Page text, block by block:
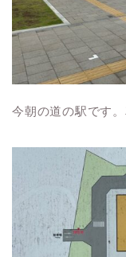
今朝の道の駅です